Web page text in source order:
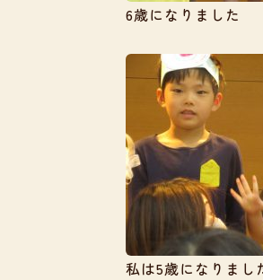
6歳になりました
私は5歳になりまし